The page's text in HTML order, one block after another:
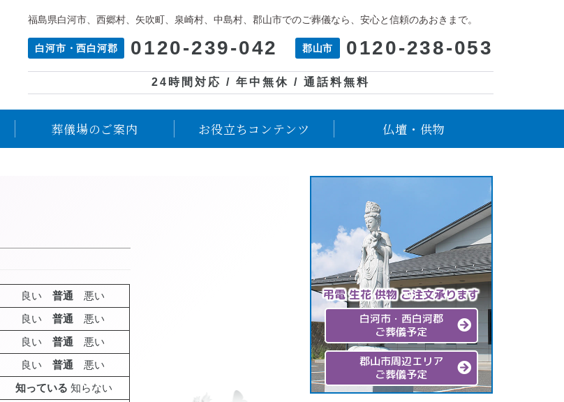
福島県白河市、西郷村、矢吹町、泉崎村、中島村、郡山市でのご葬儀なら、安心と信頼のあおきまで。
白河市・西白河郡 0120-239-042 郡山市 0120-238-053
24時間対応 / 年中無休 / 通話料無料
葬儀場のご案内 お役立ちコンテンツ 仏壇・供物
良い 普通 悪い
良い 普通 悪い
良い 普通 悪い
良い 普通 悪い
知っている 知らない
弔電 生花 供物 ご注文承ります
白河市・西白河郡
ご葬儀予定
郡山市周辺エリア
ご葬儀予定